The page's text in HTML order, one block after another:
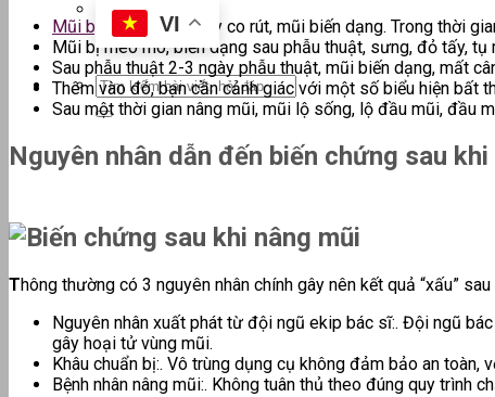
VI
Mũi bị nhiễm trùnggây co rút, mũi biến dạng. Trong thời
Mũi bị méo mó, biến dạng sau phẫu thuật, sưng, đỏ tấy,
Sau phẫu thuật 2-3 ngày phẫu thuật, mũi biến dạng, mất
Thêm vào đó, bạn cần cảnh giác với một số biểu hiện bất
Sau một thời gian nâng mũi, mũi lộ sống, lộ đầu mũi, đầu
Nguyên nhân dẫn đến biến chứng sau
Thông thường có 3 nguyên nhân chính gây nên kết quả “xấu”
Nguyên nhân xuất phát từ đội ngũ ekip bác sĩ:. Đội ngũ
gây hoại tử vùng mũi.
Khâu chuẩn bị:. Vô trùng dụng cụ không đảm bảo an toàn,
Bệnh nhân nâng mũi:. Không tuân thủ theo đúng quy trình